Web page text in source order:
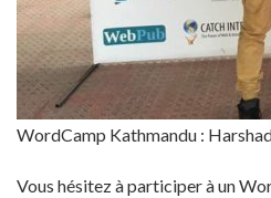
WordCamp Kathmandu :
Vous hésitez à participer à un